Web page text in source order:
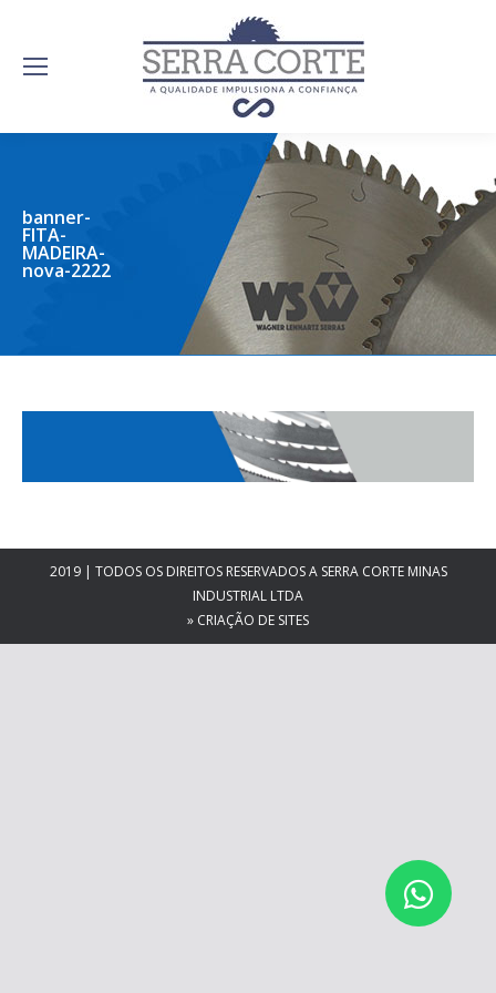
banner-
FITA-
MADEIRA-
nova-2222
2019 | TODOS OS DIREITOS RESERVADOS A SERRA CORTE MINAS
INDUSTRIAL LTDA
» CRIAÇÃO DE SITES